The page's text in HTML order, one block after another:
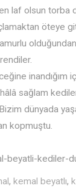
laf olsun torba
öteye
inandığım
sağlam
dünyada
kopmuştu.
kediler-
,kemal beyatlı,